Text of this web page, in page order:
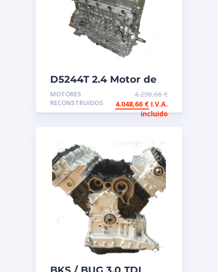
D5244T 2.4 Motor de
intercambio
reconstruido Volvo
MOTORES
RECONSTRUIDOS
4.290,66€
4.048,66 € I.V.A.
incluido